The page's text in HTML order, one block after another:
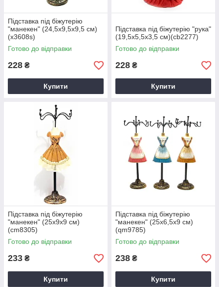
Підставка під біжутерію
"манекен" (24,5х9,5х9,5 см)
(x3608s)
Готово до відправки
228 ₴
Купити
Підставка під біжутерію "рука"
(19,5х5,5х3,5 см)(cb2277)
Готово до відправки
228 ₴
Купити
Підставка під біжутерію
"манекен" (25х9х9 см)
(cm8305)
Готово до відправки
233 ₴
Купити
Підставка під біжутерію
"манекен" (25х6,5х9 см)
(qm9785)
Готово до відправки
238 ₴
Купити